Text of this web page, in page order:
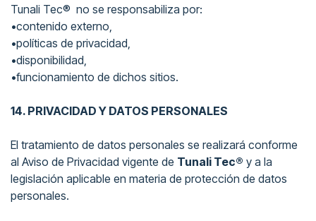
Tunali Tec® no se responsabiliza por:
•contenido externo,
•políticas de privacidad,
•disponibilidad,
•funcionamiento de dichos sitios.
14. PRIVACIDAD Y DATOS PERSONALES
El tratamiento de datos personales se realizará conforme
al Aviso de Privacidad vigente de Tunali Tec® y a la
legislación aplicable en materia de protección de datos
personales.